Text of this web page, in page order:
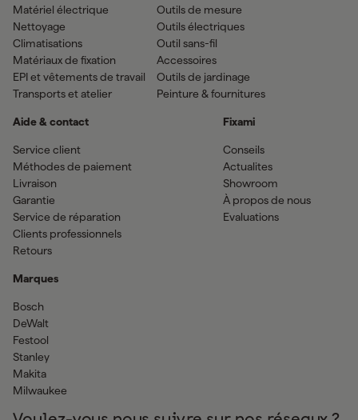
Matériel électrique
Nettoyage
Climatisations
Matériaux de fixation
EPI et vêtements de travail
Transports et atelier
Outils de mesure
Outils électriques
Outil sans-fil
Accessoires
Outils de jardinage
Peinture & fournitures
Aide & contact
Service client
Méthodes de paiement
Livraison
Garantie
Service de réparation
Clients professionnels
Retours
Marques
Bosch
DeWalt
Festool
Stanley
Makita
Milwaukee
Fixami
Conseils
Actualites
Showroom
À propos de nous
Evaluations